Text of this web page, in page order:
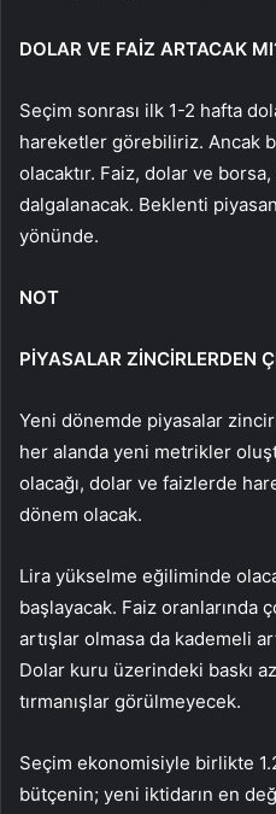
DOLAR VE FAİZ ARTACAK
Seçim sonrası ilk 1-2 hafta
hareketler görebiliriz. Ancak
olacaktır. Faiz, dolar ve
dalgalanacak. Beklenti
yönünde.
NOT
PİYASALAR ZİNCİRLERDEN
Yeni dönemde piyasalar
her alanda yeni metrikler
olacağı, dolar ve faizlerde
dönem olacak.
Lira yükselme eğiliminde
başlayacak. Faiz oranlarında
artışlar olmasa da kademeli
Dolar kuru üzerindeki baskı
tırmanışlar görülmeyecek.
Seçim ekonomisiyle birlikte
bütçenin; yeni iktidarın en